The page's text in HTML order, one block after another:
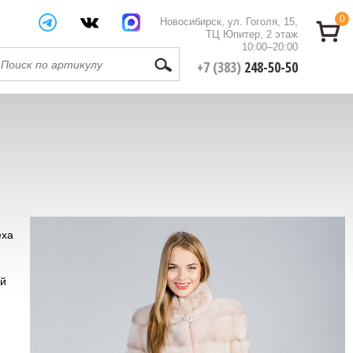
Новосибирск, ул. Гоголя, 15,
ТЦ Юпитер, 2 этаж
10:00–20:00
+7 (383) 248-50-50
0